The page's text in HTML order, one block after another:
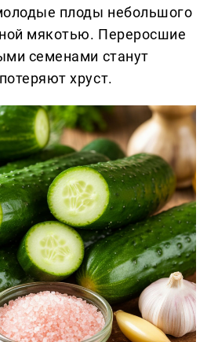
плоды небольшого
мякотью. Переросшие
семенами станут
хруст.